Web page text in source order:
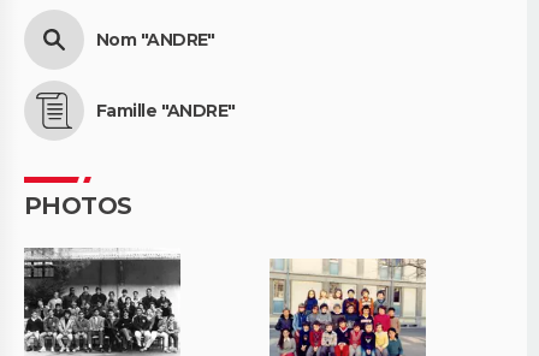
Nom "ANDRE"
Famille "ANDRE"
PHOTOS